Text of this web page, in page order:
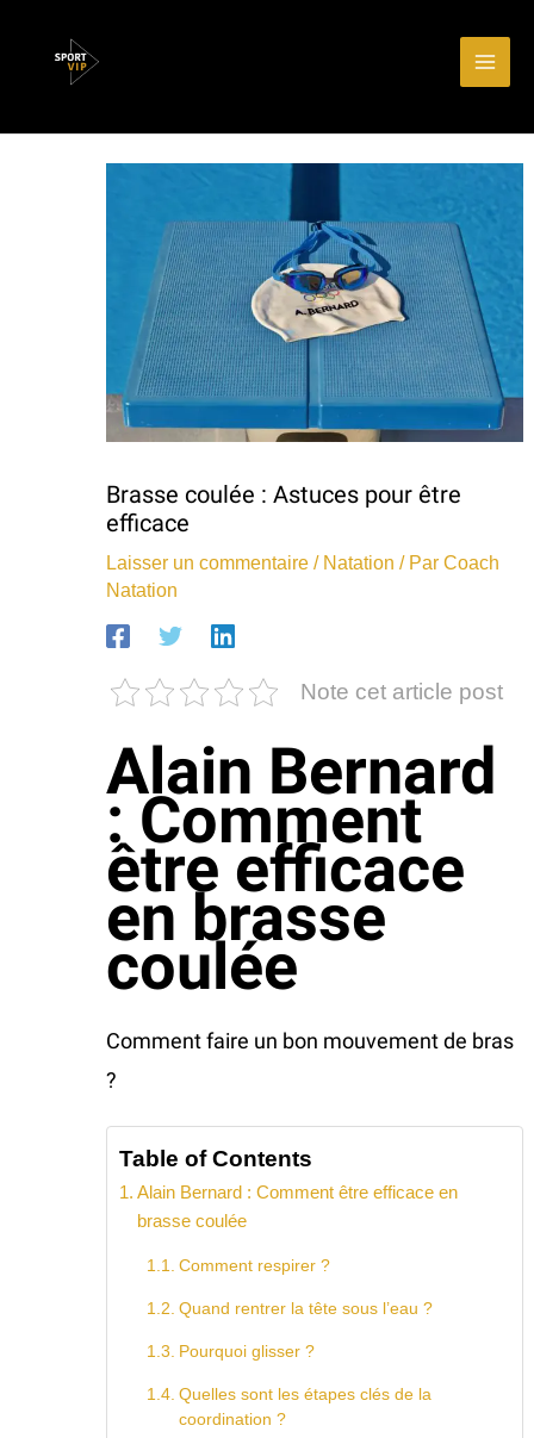
Brasse coulée : Astuces pour être
efficace
Laisser un commentaire / Natation / Par Coach
Natation
Note cet article post
Alain Bernard
: Comment
être efficace
en brasse
coulée
Comment faire un bon mouvement de bras
?
Table of Contents
Alain Bernard : Comment être efficace en
brasse coulée
Comment respirer ?
Quand rentrer la tête sous l’eau ?
Pourquoi glisser ?
Quelles sont les étapes clés de la
coordination ?